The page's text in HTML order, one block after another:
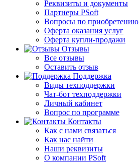
Реквизиты и документы
Партнеры PSoft
Вопросы по приобретению
Оферта оказания услуг
Оферта купли-продажи
Отзывы
Все отзывы
Оставить отзыв
Поддержка
Виды техподдержки
Чат-бот техподдержки
Личный кабинет
Вопрос по программе
Контакты
Как с нами связаться
Как нас найти
Наши реквизиты
О компании PSoft